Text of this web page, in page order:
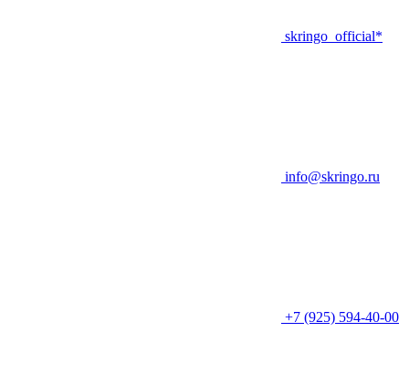
skringo_official*
info@skringo.ru
+7 (925) 594-40-00